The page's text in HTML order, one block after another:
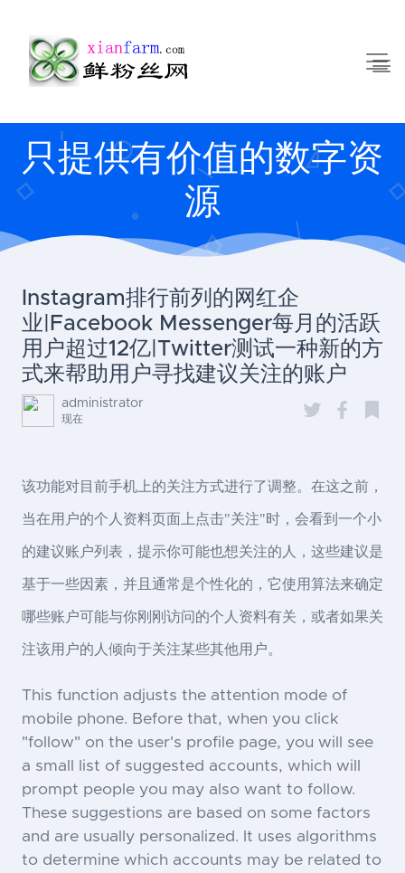
只提供有价值的数字资
源
Instagram排行前列的网红企
业|Facebook Messenger每月的活跃
用户超过12亿|Twitter测试一种新的方
式来帮助用户寻找建议关注的账户
administrator
现在
该功能对目前手机上的关注方式进行了调整。在这之前，
当在用户的个人资料页面上点击"关注"时，会看到一个小
的建议账户列表，提示你可能也想关注的人，这些建议是
基于一些因素，并且通常是个性化的，它使用算法来确定
哪些账户可能与你刚刚访问的个人资料有关，或者如果关
注该用户的人倾向于关注某些其他用户。
This function adjusts the attention mode of
mobile phone. Before that, when you click
"follow" on the user's profile page, you will see
a small list of suggested accounts, which will
prompt people you may also want to follow.
These suggestions are based on some factors
and are usually personalized. It uses algorithms
to determine which accounts may be related to